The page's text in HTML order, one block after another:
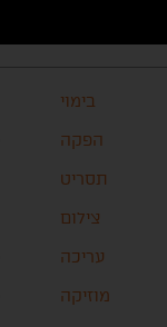
בימוי
הפקה
תסריט
צילום
עריכה
מוזיקה